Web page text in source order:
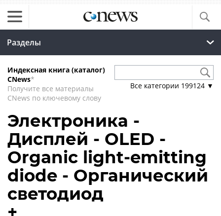
Разделы
Индексная книга (каталог)
CNews*
Получите все материалы
CNews по ключевому слову
Все категории 199124 ▼
Электроника -
Дисплей - OLED -
Organic light-emitting
diode - Органический
светодиод